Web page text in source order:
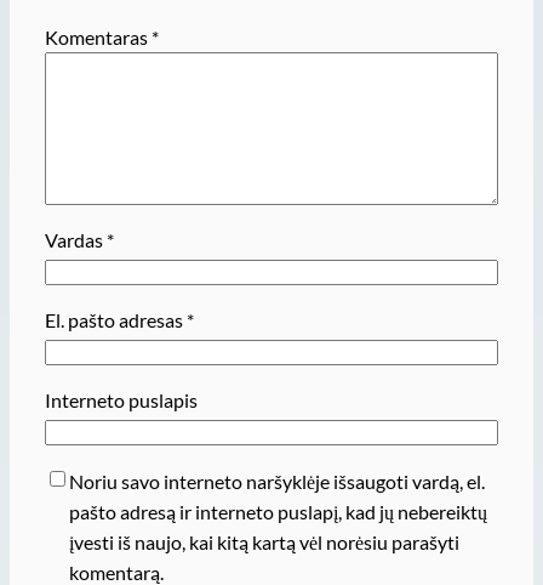
Komentaras *
Vardas *
El. pašto adresas *
Interneto puslapis
Noriu savo interneto naršyklėje išsaugoti vardą, el.
pašto adresą ir interneto puslapį, kad jų nebereiktų
įvesti iš naujo, kai kitą kartą vėl norėsiu parašyti
komentarą.